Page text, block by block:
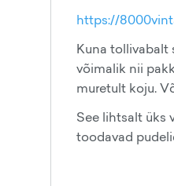
https://
Kuna tollivabalt
võimalik nii
muretult koju.
See lihtsalt üks
toodavad